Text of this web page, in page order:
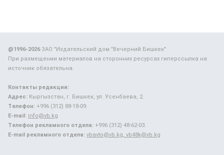
@1996-2026ЗАО "Издательский дом "Вечерний Бишкек"
При размещении материалов на сторонних ресурсах гиперссылка на
источник обязательна.
Контакты редакции:
Адрес: Кыргызстан, г. Бишкек, ул. Усенбаева, 2.
Телефон: +996 (312) 88-18-09.
E-mail: info@vb.kg
Телефон рекламного отдела: +996 (312) 48-62-03.
E-mail рекламного отдела: vbavto@vb.kg, vb48k@vb.kg